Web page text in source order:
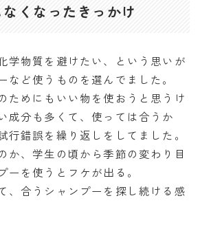
くなったきっかけ
学物質を避けたい、という思いが
など使うものを選んでました。
ためにもいい物を使おうと思うけ
成分も多くて、使っては合うか
行錯誤を繰り返しをしてました。
か、学生の頃から季節の変わり目
ーを使うとフケが出る。
、合うシャンプーを探し続ける感